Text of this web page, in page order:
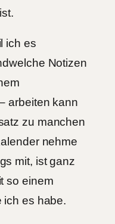
ich es
Notizen
arbeiten kann
zu manchen
nehme
mit, ist ganz
so einem
ich es habe.